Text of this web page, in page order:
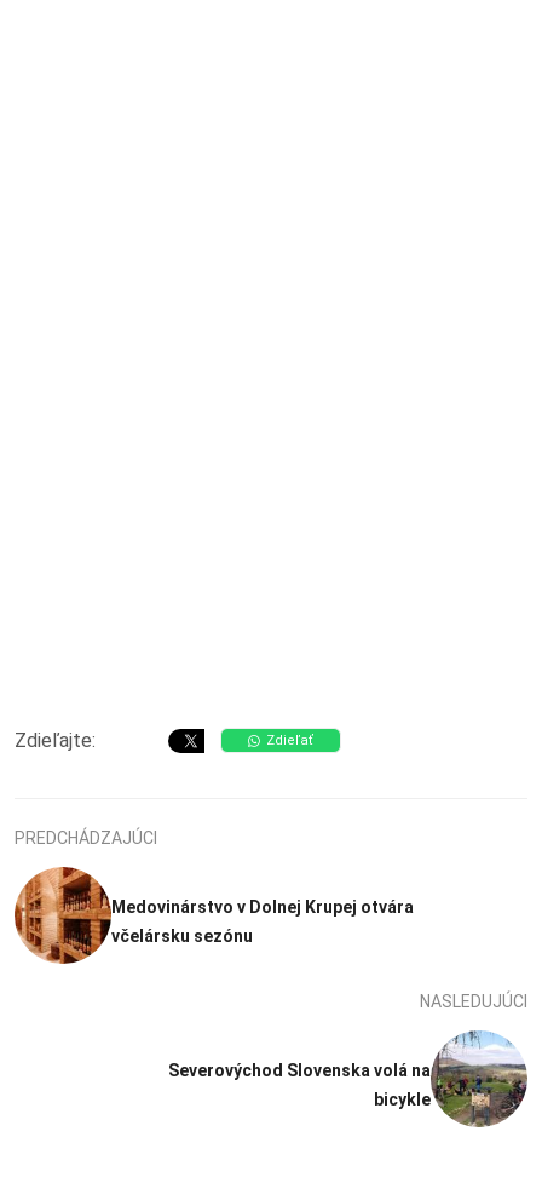
Zdieľajte: Zdieľať
PREDCHÁDZAJÚCI
Medovinárstvo v Dolnej Krupej otvára
včelársku sezónu
NASLEDUJÚCI
Severovýchod Slovenska volá na
bicykle